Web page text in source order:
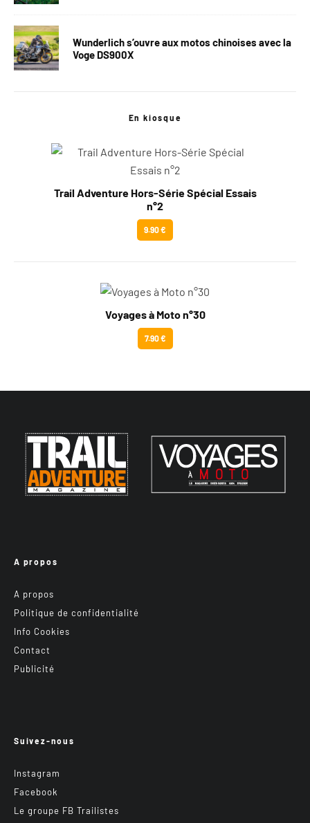
Wunderlich s’ouvre aux motos chinoises avec la
Voge DS900X
En kiosque
Trail Adventure Hors-Série Spécial Essais
n°2
9.90 €
Voyages à Moto n°30
7.90 €
A propos
A propos
Politique de confidentialité
Info Cookies
Contact
Publicité
Suivez-nous
Instagram
Facebook
Le groupe FB Trailistes